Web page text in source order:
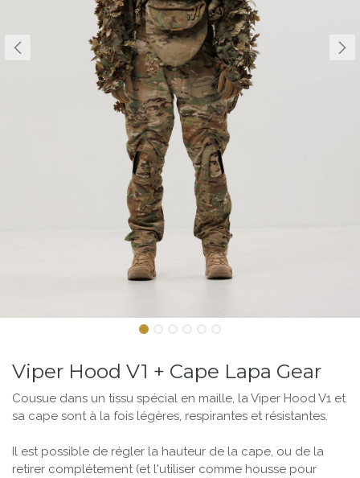
Viper Hood V1 + Cape Lapa Gear
Cousue dans un tissu spécial en maille, la Viper Hood V1 et
sa cape sont à la fois légères, respirantes et résistantes.
Il est possible de régler la hauteur de la cape, ou de la
retirer complétement (et l'utiliser comme housse pour